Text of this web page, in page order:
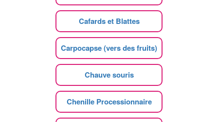
Cafards et Blattes
Carpocapse (vers des fruits)
Chauve souris
Chenille Processionnaire